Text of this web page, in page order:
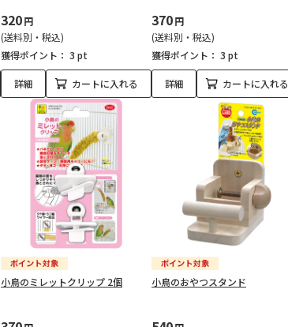
320円
(送料別・税込)
獲得ポイント： 3 pt
詳細 カートに入れる
370円
(送料別・税込)
獲得ポイント： 3 pt
詳細 カートに入れる
小鳥のミレットクリップ 2個 小鳥のおやつスタンド